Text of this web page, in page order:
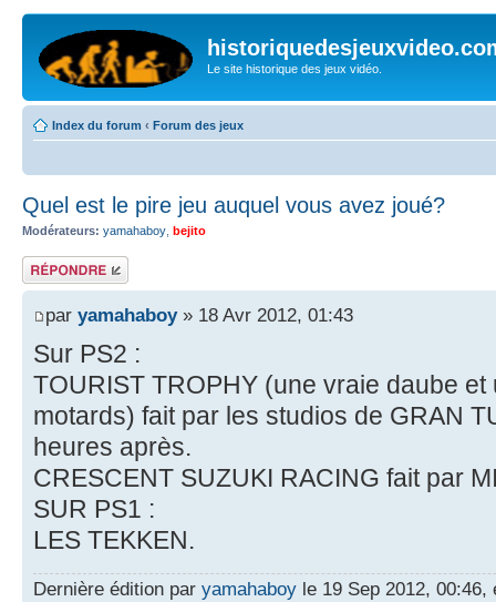
Le site historique des jeux vidéo.
Index du forum ‹ Forum des jeux
Quel est le pire jeu auquel vous avez joué?
Modérateurs: yamahaboy bejito
Répondre
par yamahaboy» 18 Avr 2012, 01:43
Sur PS2 :
TOURIST TROPHY (une vraie daube
motards) fait par les studios de GRAN
heures après.
CRESCENT SUZUKI RACING fait par
SUR PS1 :
LES TEKKEN.
Dernière édition par yamahaboy le 19 Sep 2012, 00:46,